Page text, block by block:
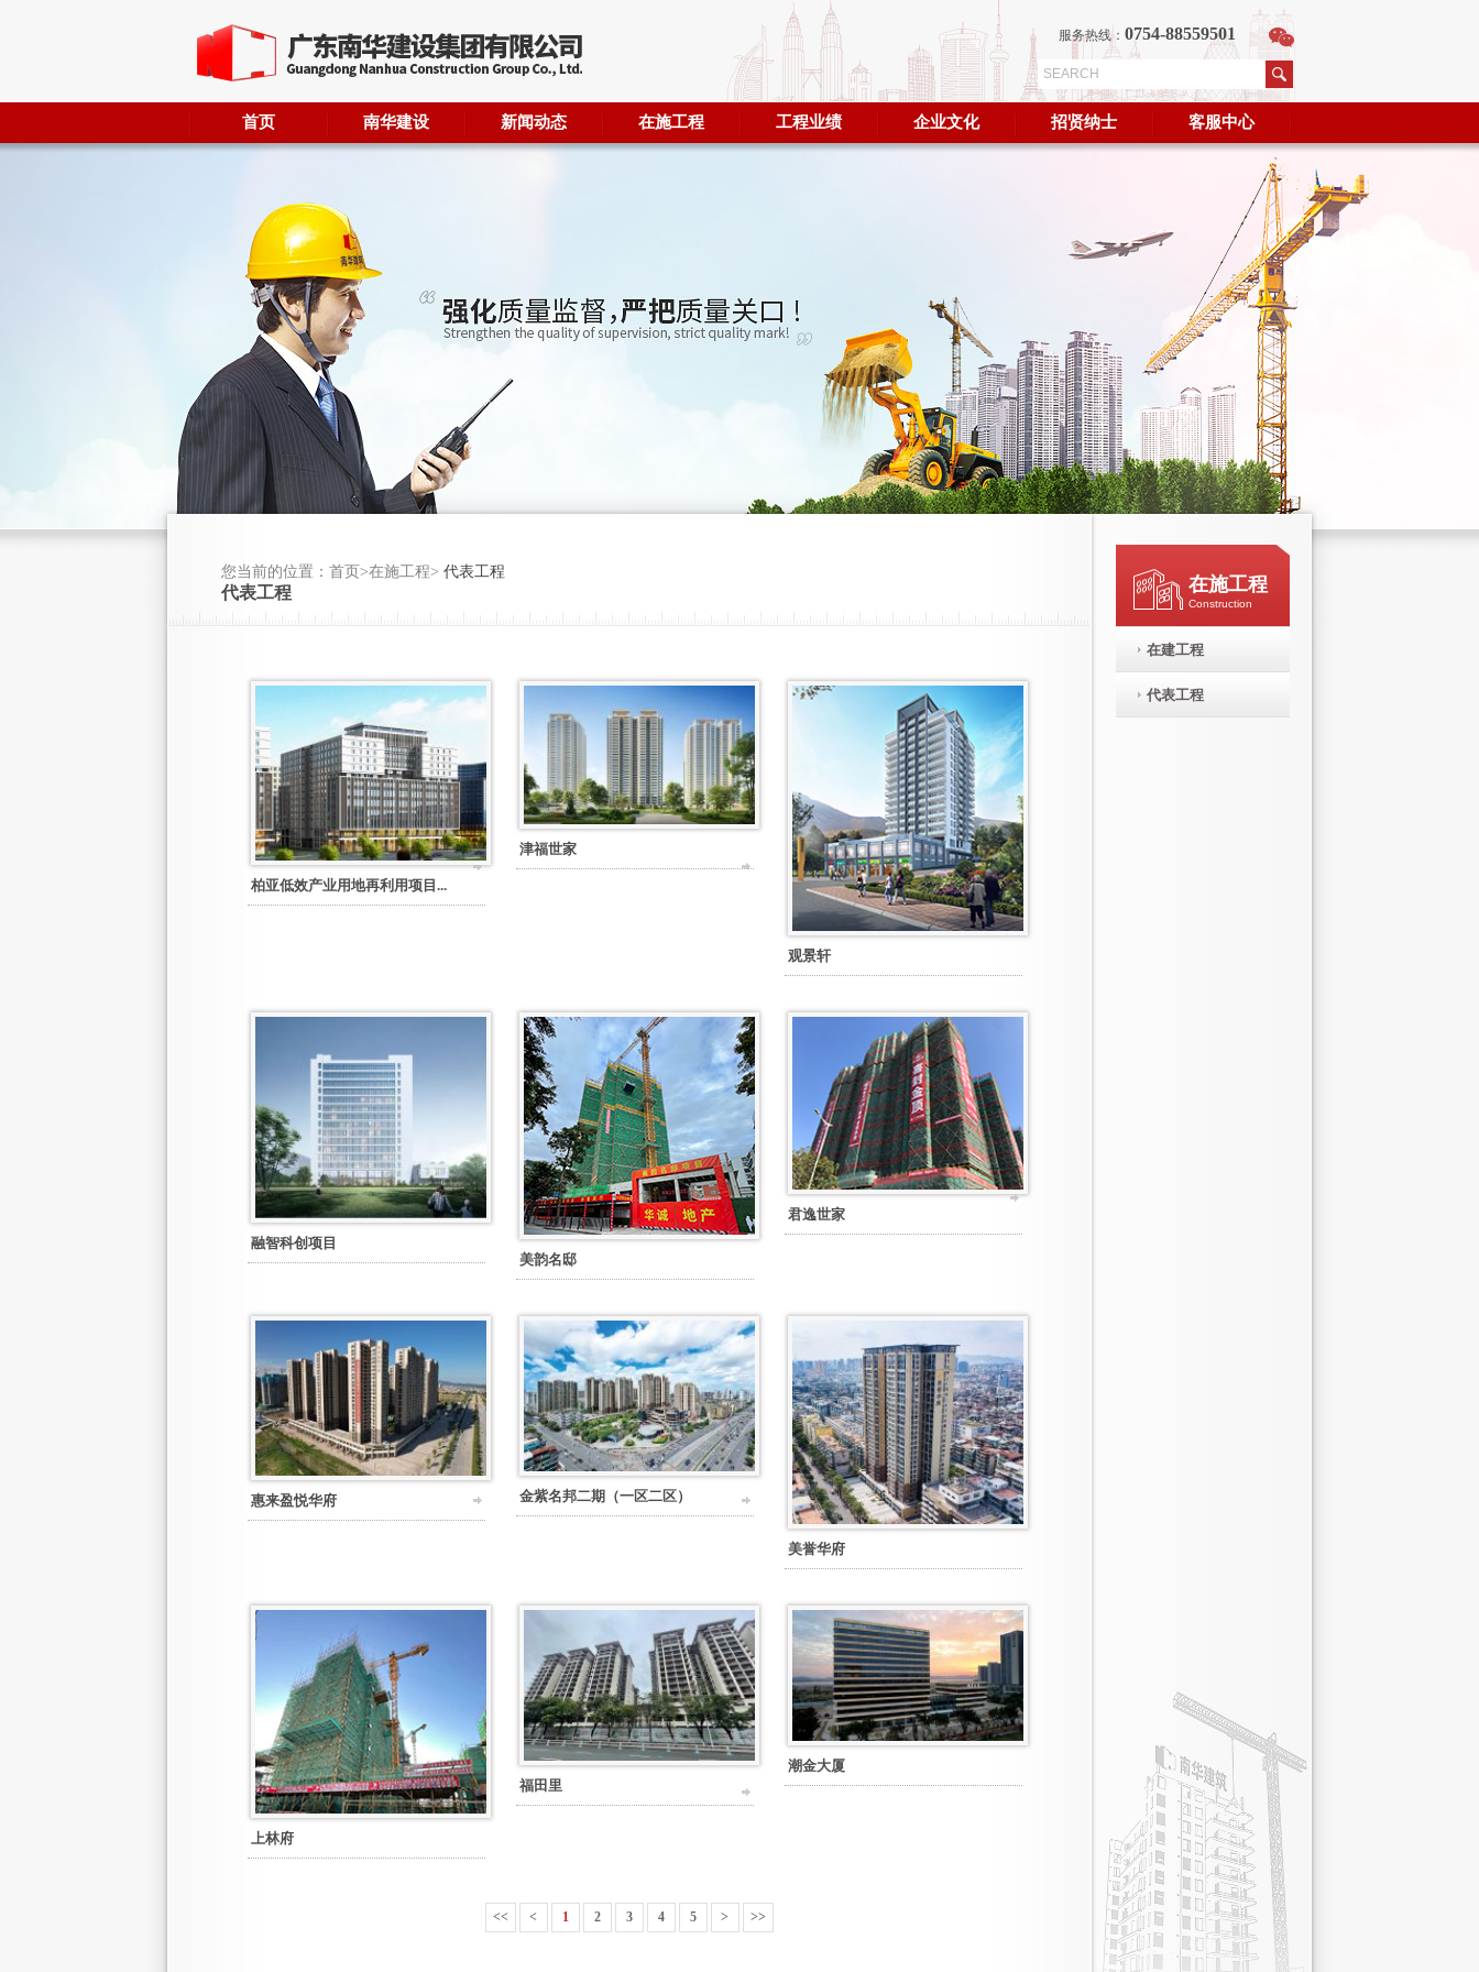
首页 南华建设 新闻动态 在施工程 工程业绩 企业文化 招贤纳士 客服中心
服务热线： 0754-88559501
在建工程
代表工程
在施工程
Construction
您当前的位置：首页>在施工程> 代表工程
代表工程
柏亚低效产业用地再利用项目...
津福世家
观景轩
融智科创项目
美韵名邸
君逸世家
惠来盈悦华府 金紫名邦二期（一区二区）
美誉华府
上林府
福田里
潮金大厦
<< < 1 2 3 4 5 > >>